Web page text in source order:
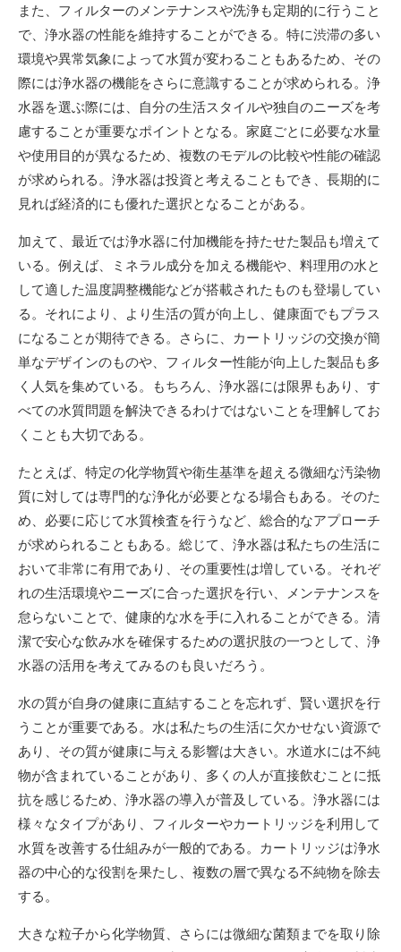
また、フィルターのメンテナンスや洗浄も定期的に行うこと
で、浄水器の性能を維持することができる。特に渋滞の多い
環境や異常気象によって水質が変わることもあるため、その
際には浄水器の機能をさらに意識することが求められる。浄
水器を選ぶ際には、自分の生活スタイルや独自のニーズを考
慮することが重要なポイントとなる。家庭ごとに必要な水量
や使用目的が異なるため、複数のモデルの比較や性能の確認
が求められる。浄水器は投資と考えることもでき、長期的に
見れば経済的にも優れた選択となることがある。
加えて、最近では浄水器に付加機能を持たせた製品も増えて
いる。例えば、ミネラル成分を加える機能や、料理用の水と
して適した温度調整機能などが搭載されたものも登場してい
る。それにより、より生活の質が向上し、健康面でもプラス
になることが期待できる。さらに、カートリッジの交換が簡
単なデザインのものや、フィルター性能が向上した製品も多
く人気を集めている。もちろん、浄水器には限界もあり、す
べての水質問題を解決できるわけではないことを理解してお
くことも大切である。
たとえば、特定の化学物質や衛生基準を超える微細な汚染物
質に対しては専門的な浄化が必要となる場合もある。そのた
め、必要に応じて水質検査を行うなど、総合的なアプローチ
が求められることもある。総じて、浄水器は私たちの生活に
おいて非常に有用であり、その重要性は増している。それぞ
れの生活環境やニーズに合った選択を行い、メンテナンスを
怠らないことで、健康的な水を手に入れることができる。清
潔で安心な飲み水を確保するための選択肢の一つとして、浄
水器の活用を考えてみるのも良いだろう。
水の質が自身の健康に直結することを忘れず、賢い選択を行
うことが重要である。水は私たちの生活に欠かせない資源で
あり、その質が健康に与える影響は大きい。水道水には不純
物が含まれていることがあり、多くの人が直接飲むことに抵
抗を感じるため、浄水器の導入が普及している。浄水器には
様々なタイプがあり、フィルターやカートリッジを利用して
水質を改善する仕組みが一般的である。カートリッジは浄水
器の中心的な役割を果たし、複数の層で異なる不純物を除去
する。
大きな粒子から化学物質、さらには微細な菌類までを取り除